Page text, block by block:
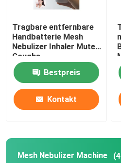
heimvernebler maschine
Asthma-Inhalator-
Pädiatrischer tragbarer
Tragbare entfernbare
Handbatterie Mesh
Nebulizer Inhaler Mute
Coughs
Bestpreis
Kontakt
Mesh Nebulizer Machine